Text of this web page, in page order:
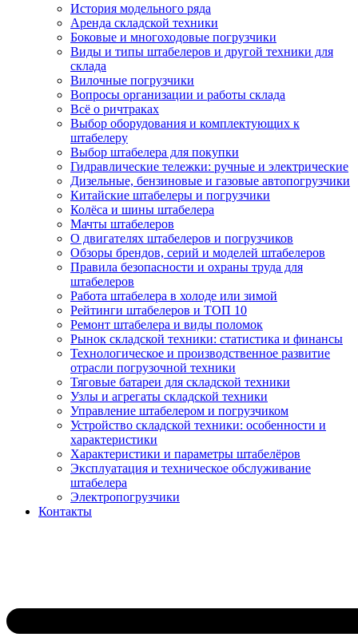
История модельного ряда
Аренда складской техники
Боковые и многоходовые погрузчики
Виды и типы штабелеров и другой техники для
склада
Вилочные погрузчики
Вопросы организации и работы склада
Всё о ричтраках
Выбор оборудования и комплектующих к
штабелеру
Выбор штабелера для покупки
Гидравлические тележки: ручные и электрические
Дизельные, бензиновые и газовые автопогрузчики
Китайские штабелеры и погрузчики
Колёса и шины штабелера
Мачты штабелеров
О двигателях штабелеров и погрузчиков
Обзоры брендов, серий и моделей штабелеров
Правила безопасности и охраны труда для
штабелеров
Работа штабелера в холоде или зимой
Рейтинги штабелеров и ТОП 10
Ремонт штабелера и виды поломок
Рынок складской техники: статистика и финансы
Технологическое и производственное развитие
отрасли погрузочной техники
Тяговые батареи для складской техники
Узлы и агрегаты складской техники
Управление штабелером и погрузчиком
Устройство складской техники: особенности и
характеристики
Характеристики и параметры штабелёров
Эксплуатация и техническое обслуживание
штабелера
Электропогрузчики
Контакты